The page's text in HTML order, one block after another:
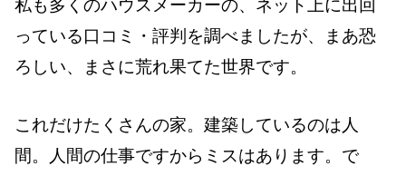
私も多くのハウスメーカーの、ネット上に出回
っている口コミ・評判を調べましたが、まあ恐
ろしい、まさに荒れ果てた世界です。
これだけたくさんの家。建築しているのは人
間。人間の仕事ですからミスはあります。で